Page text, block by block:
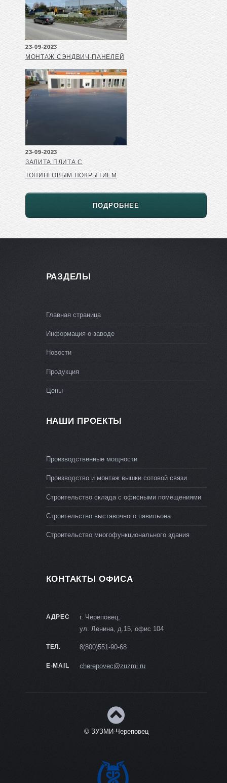
23-09-2023
МОНТАЖ СЭНДВИЧ-ПАНЕЛЕЙ
23-09-2023
ЗАЛИТА ПЛИТА С
ТОПИНГОВЫМ ПОКРЫТИЕМ
ПОДРОБНЕЕ
РАЗДЕЛЫ
Главная страница
Информация о заводе
Новости
Продукция
Цены
НАШИ ПРОЕКТЫ
Производственные мощности
Производство и монтаж вышки сотовой связи
Строительство склада с офисными помещениями
Строительство выставочного павильона
Строительство многофункционального здания
КОНТАКТЫ ОФИСА
АДРЕС
г. Череповец,
ул. Ленина, д.15, офис 104
ТЕЛ. 8(800)551-90-68
E-MAIL cherepovec@zuzmi.ru
© ЗУЗМИ-Череповец